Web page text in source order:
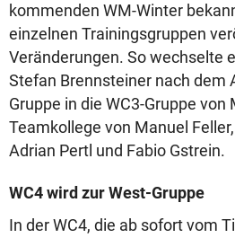
kommenden WM-Winter
einzelnen Trainingsgruppen
Veränderungen. So wechselte
Stefan Brennsteiner nach dem
Gruppe in die WC3-Gruppe
Teamkollege von Manuel
Adrian Pertl und Fabio Gstrein.
WC4 wird zur West-Gruppe
In der WC4, die ab sofort vom